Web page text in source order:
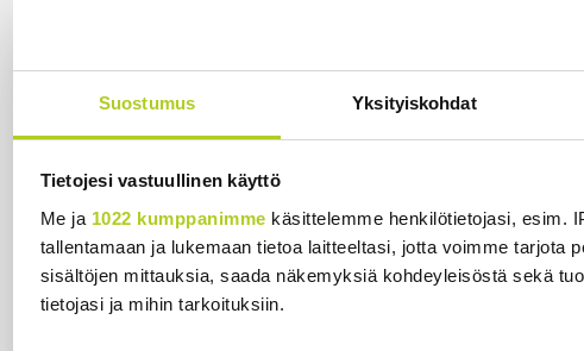
Suostumus Yksityiskohdat
Tietojesi vastuullinen käyttö
Me ja 1022 kumppanimme käsittelemme henkilötietojasi, esim.
tallentamaan ja lukemaan tietoa laitteeltasi, jotta voimme tarjota
sisältöjen mittauksia, saada näkemyksiä kohdeyleisöstä sekä
tietojasi ja mihin tarkoituksiin.